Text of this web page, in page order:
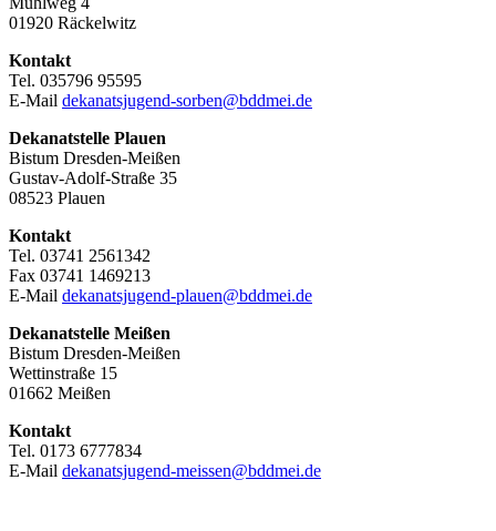
01920 Räckelwitz
Kontakt
Tel. 035796 95595
E-Mail dekanatsjugend-sorben@bddmei.de
Dekanatstelle Plauen
Bistum Dresden-Meißen
Gustav-Adolf-Straße 35
08523 Plauen
Kontakt
Tel. 03741 2561342
Fax 03741 1469213
E-Mail dekanatsjugend-plauen@bddmei.de
Dekanatstelle Meißen
Bistum Dresden-Meißen
Wettinstraße 15
01662 Meißen
Kontakt
Tel. 0173 6777834
E-Mail dekanatsjugend-meissen@bddmei.de